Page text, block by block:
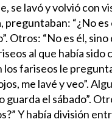
se lavó y volvió con
“¿No
Otros: “No es él,
al que había sido
los fariseos le
me lavé y veo”.
el sábado”.
Y había división